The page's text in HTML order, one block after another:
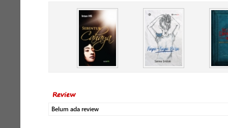
Review
Belum ada review